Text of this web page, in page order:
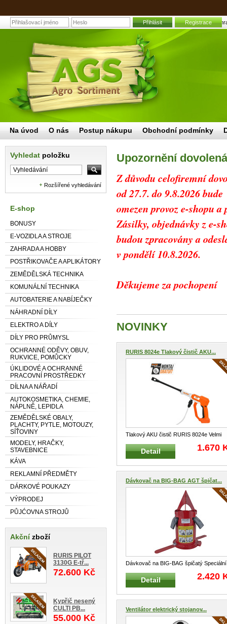
Přihlásit Registrace
Vyhledat položku
Rozšířené vyhledávání
E-shop
BONUSY
E-VOZIDLA A STROJE
ZAHRADA A HOBBY
POSTŘIKOVAČE A APLIKÁTORY
ZEMĚDĚLSKÁ TECHNIKA
KOMUNÁLNÍ TECHNIKA
AUTOBATERIE A NABÍJEČKY
NÁHRADNÍ DÍLY
ELEKTRO A DÍLY
DÍLY PRO PRŮMYSL
OCHRANNÉ ODĚVY, OBUV,
RUKVICE, POMŮCKY
ÚKLIDOVÉ A OCHRANNÉ
PRACOVNÍ PROSTŘEDKY
DÍLNA A NÁŘADÍ
AUTOKOSMETIKA, CHEMIE,
NÁPLNĚ, LEPIDLA
ZEMĚDĚLSKÉ OBALY,
PLACHTY, PYTLE, MOTOUZY,
SÍŤOVINY
MODELY, HRAČKY,
STAVEBNICE
KÁVA
REKLAMNÍ PŘEDMĚTY
DÁRKOVÉ POUKAZY
VÝPRODEJ
PŮJĆOVNA STROJŮ
Akčnízboží
RURIS PILOT
3130G E-tř...
72.600 Kč
Kypřič nesený
CULTI PB...
55.000 Kč
Upozornění
Z důvodu celofiremní
od 27.7. do 9.8.2026 bude
omezen provoz e-shopu
Zásilky, objednávky z e-
budou zpracovány a
v pondělí 10.8.2026.
Děkujeme za
NOVINKY
RURIS 8024e Tlakový čistič AKU...
Tlakový AKU čistič RURIS 8024e Velmi
praktický tlakový čistič pro Váš
Detail 1.670
Dávkovač na BIG-BAG AGT špičat...
Dávkovač na BIG-BAG špičatý Speciální
uzavírací dávkovač pro snadné a
Detail 2.420
Ventilátor elektrický stojanov...
Na úvod O nás Postup nákupu Obchodní podmínky